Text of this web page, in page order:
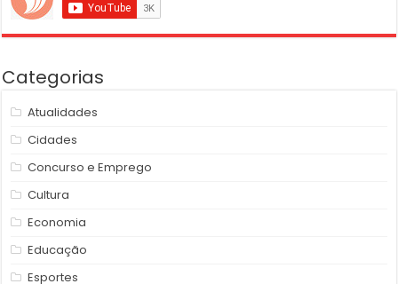
Categorias
Atualidades
Cidades
Concurso e Emprego
Cultura
Economia
Educação
Esportes